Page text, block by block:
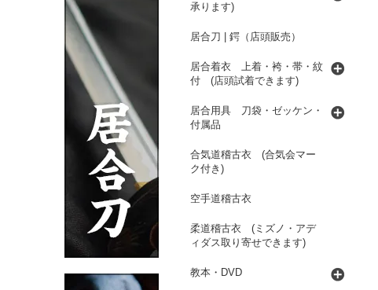
承ります)
居合刀 | 鍔（店頭販売）
居合着衣 上着・袴・帯・紋
付 (店頭試着できます)
居合用具 刀袋・ゼッケン・
付属品
合気道稽古衣 (合気会マー
ク付き)
空手道稽古衣
柔道稽古衣 (ミズノ・アデ
ィダス取り寄せできます)
教本・DVD